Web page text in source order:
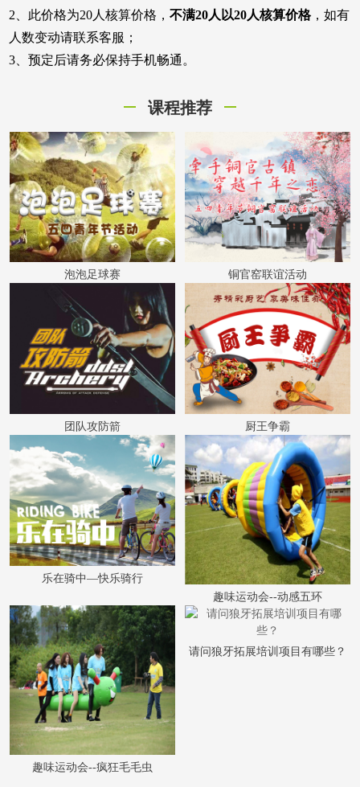
2、此价格为20人核算价格， 不满20人以20人核算价格，如有
人数变动请联系客服；
3、预定后请务必保持手机畅通。
课程推荐
泡泡足球赛 铜官窑联谊活动
团队攻防箭 厨王争霸
乐在骑中—快乐骑行
趣味运动会--动感五环
趣味运动会--疯狂毛毛虫
请问狼牙拓展培训项目有哪些？